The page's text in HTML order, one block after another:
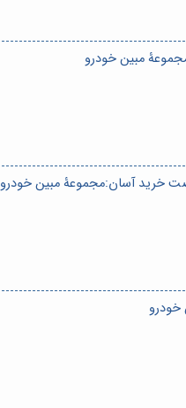
مبین خودرو
خرید آسان:مجموعۀ مبین خودرو